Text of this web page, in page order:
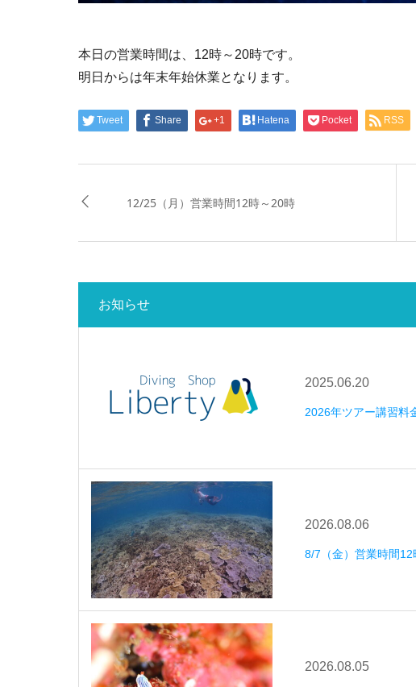
本日の営業時間は、12時～20時です。
明日からは年末年始休業となります。
Tweet Share +1 Hatena Pocket RSS
12/25（月）営業時間12時～20時
お知らせ
2025.06.20
2026年ツアー講習料
2026.08.06
8/7（金）営業時間12
2026.08.05